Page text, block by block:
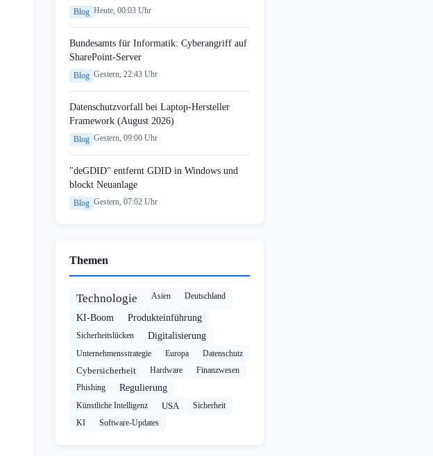
Blog Heute, 00:03 Uhr
Bundesamts für Informatik: Cyberangriff auf
SharePoint-Server
Blog Gestern, 22:43 Uhr
Datenschutzvorfall bei Laptop-Hersteller
Framework (August 2026)
Blog Gestern, 09:00 Uhr
"deGDID" entfernt GDID in Windows und
blockt Neuanlage
Blog Gestern, 07:02 Uhr
Themen
Technologie Asien Deutschland
KI-Boom Produkteinführung
Sicherheitslücken Digitalisierung
Unternehmensstrategie Europa Datenschutz
Cybersicherheit Hardware
Finanzwesen
Phishing
Regulierung
Künstliche Intelligenz USA
Sicherheit
KI
Software-Updates